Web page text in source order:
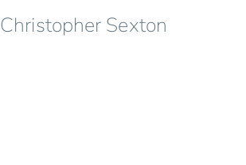
Christopher Sexton